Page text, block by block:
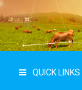
QUICK LINKS